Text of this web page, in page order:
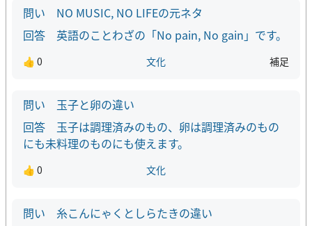
NO MUSIC, NO LIFEの元ネタ
英語のことわざの「No pain, No gain」です。
👍 0 文化 補足
玉子と卵の違い
玉子は調理済みのもの、卵は調理済みのもの
にも未料理のものにも使えます。
👍 0 文化
糸こんにゃくとしらたきの違い